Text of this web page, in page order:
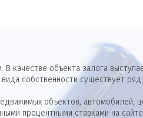
объекта залога
собственности существует ряд
объектов, автомобилей,
процентными ставками на